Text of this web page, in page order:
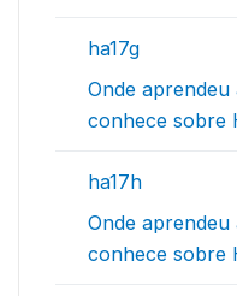
ha17g
Onde
conhece sobre
ha17h
Onde
conhece sobre